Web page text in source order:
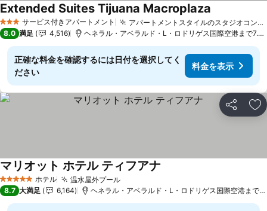
3 ホテルのランク
サービス付きアパートメント アパートメントスタイルのスタジオコンセプト
Extended Suites Tijuana Macroplaza
8.0 満足 4,516 ヘネラル・アベラルド・L・ロドリゲス国際空港まで7.0
正確な料金を確認するには日付を選択してく
ださい
料金を表示
シェア お
5 ホテルのランク
ホテル 温水屋外プール料金を表示
マリオット ホテル ティフアナ
8.7 大満足 6,164 ヘネラル・アベラルド・L・ロドリゲス国際空港まで